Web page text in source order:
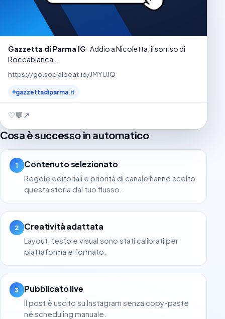
Gazzetta di Parma IG Addio a Nicoletta, il sorriso di
Roccabianca...
https://go.socialbeat.io/JMYUJQ
gazzettadiparma.it
♡💬↗
Cosa è successo in automatico
1 Contenuto selezionato
Regole editoriali e priorità di canale hanno scelto
questa storia dal tuo flusso.
2 Creatività adattata
Layout, testo e visual sono stati calibrati per
piattaforma e formato.
3 Pubblicato live
Il post è uscito su Instagram senza copy-paste
né scheduling manuale.